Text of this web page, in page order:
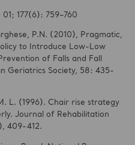
177(6): 759–760
P.N. (2010), Pragmatic,
to Introduce Low-Low
of Falls and Fall
Geriatrics Society, 58: 435-
L. (1996). Chair rise strategy
Journal of Rehabilitation
409-412.